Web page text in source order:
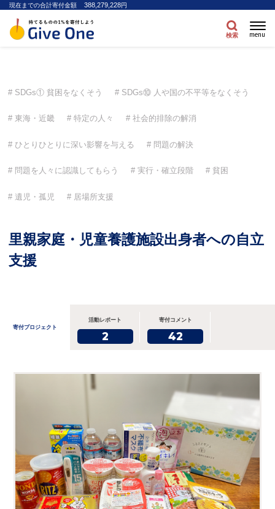
現在までの合計寄付金額 388,279,228円
検索 menu
SDGs① 貧困をなくそう SDGs⑩ 人や国の不平等をなくそう
東海・近畿 特定の人々 社会的排除の解消
ひとりひとりに深い影響を与える 問題の解決
問題を人々に認識してもらう 実行・確立段階 貧困
遺児・孤児 居場所支援
里親家庭・児童養護施設出身者への自立
支援
寄付プロジェクト
活動レポート
2
寄付コメント
42